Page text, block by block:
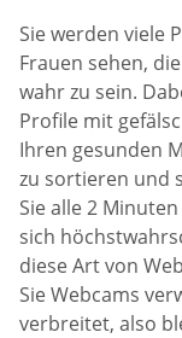
Sie werden viele
Frauen sehen,
wahr zu sein.
Profile mit
Ihren gesunden
zu sortieren und
Sie alle 2
sich
diese Art von
Sie Webcams
verbreitet, also